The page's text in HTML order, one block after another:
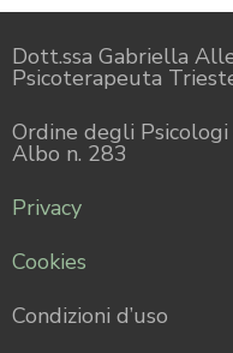
Dott.ssa Gabriella
Psicoterapeuta
Ordine degli
Albo n. 283
Privacy
Cookies
Condizioni d’uso